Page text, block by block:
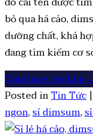
bỏ qua há cảo,
dưỡng chất, khá
đang tìm kiếm cơ
Continue reading
Posted inTin Tức |
ngon,sỉ dimsum,